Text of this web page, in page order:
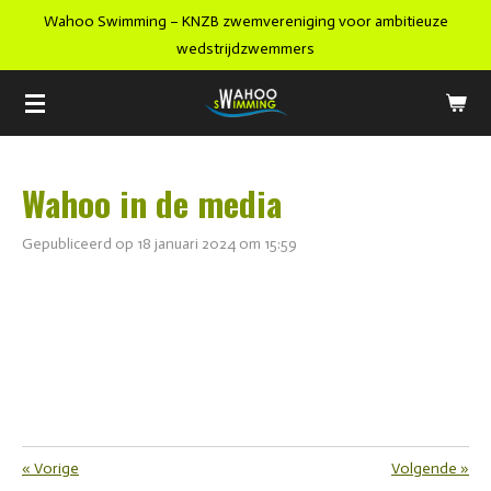
de
hoofdinhoud
Wahoo Swimming – KNZB zwemvereniging voor ambitieuze
wedstrijdzwemmers
Wahoo in de media
Gepubliceerd op 18 januari 2024 om 15:59
« Vorige Volgende »